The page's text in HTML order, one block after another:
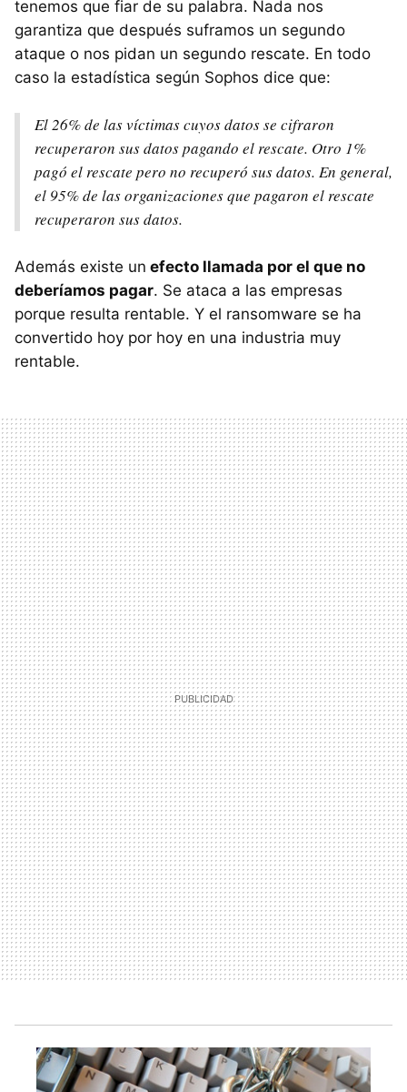
tenemos que fiar de su palabra. Nada nos
garantiza que después suframos un segundo
ataque o nos pidan un segundo rescate. En todo
caso la estadística según Sophos dice que:
El 26% de las víctimas cuyos datos se cifraron
recuperaron sus datos pagando el rescate. Otro 1%
pagó el rescate pero no recuperó sus datos. En general,
el 95% de las organizaciones que pagaron el rescate
recuperaron sus datos.
Además existe un efecto llamada por el que no
deberíamos pagar. Se ataca a las empresas
porque resulta rentable. Y el ransomware se ha
convertido hoy por hoy en una industria muy
rentable.